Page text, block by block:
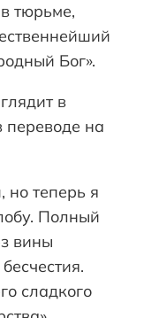
тюрьме,
Бог».
в
переводе на
но теперь я
Полный
вины
сладкого